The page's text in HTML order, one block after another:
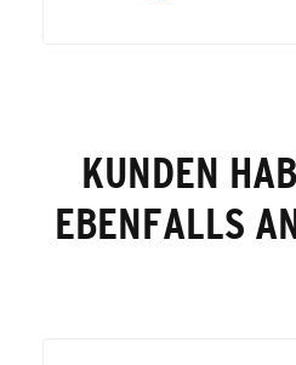
KUNDEN
EBENFALLS